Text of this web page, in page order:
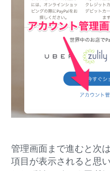
管理画面まで進むと次
項目が表示されると思い